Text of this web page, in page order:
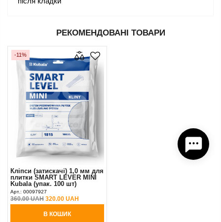
РЕКОМЕНДОВАНІ ТОВАРИ
-11%
Кліпси (затискачі) 1,0 мм для
плитки SMART LEVER MINI
Kubala (упак. 100 шт)
Арт.: 00097927
360.00 UAH 320.00 UAH
В КОШИК